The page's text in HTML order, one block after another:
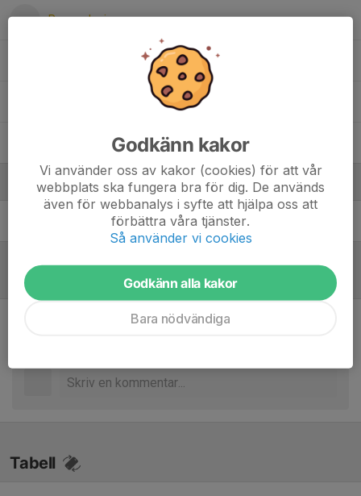
Ronya Jasim
Zeinab Abdullah
Ledare
Patrik SmedhTränare
Referat
Tabell
Godkänn kakor
Vi använder oss av kakor (cookies) för att vår
webbplats ska fungera bra för dig. De används
även för webbanalys i syfte att hjälpa oss att
förbättra våra tjänster.
Så använder vi cookies
Godkänn alla kakor
Bara nödvändiga